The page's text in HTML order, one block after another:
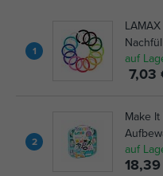
1
auf
7,03
2
Make
auf